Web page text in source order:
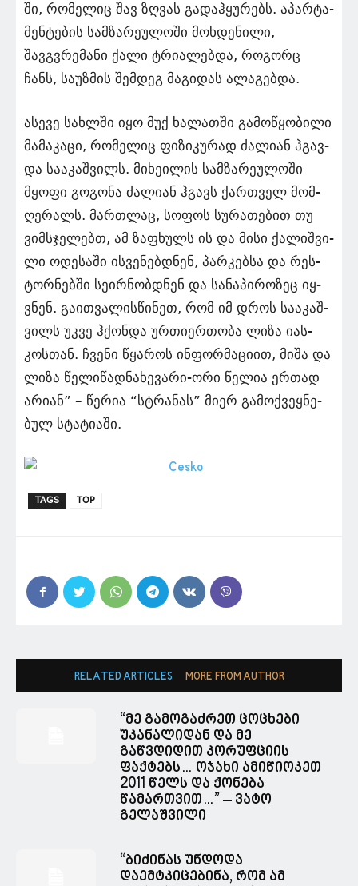
ში, რო­მე­ლიც შავ ზღვას გა­დაჰ­ყუ­რებს. აპარ­ტა­
მენ­ტე­ბის სამ­ზა­რე­უ­ლო­ში მოხ­დე­ნი­ლი,
შავგვრე­მა­ნი ქალი ტრი­ა­ლებ­და, რო­გორც
ჩანს, სა­უზ­მის შემ­დეგ მა­გი­დას ალა­გებ­და.
ასე­ვე სახ­ლში იყო მუქ ხა­ლათ­ში გა­მო­წყო­ბი­ლი
მა­მა­კა­ცი, რო­მე­ლიც ფი­ზი­კუ­რად ძა­ლი­ან ჰგავ­
და სა­ა­კაშ­ვილს. მი­ხე­ი­ლის სამ­ზა­რე­უ­ლო­ში
მყო­ფი გო­გო­ნა ძა­ლი­ან ჰგავს ქარ­თველ მომ­
ღე­რალს. მარ­თლაც, სო­ფოს სუ­რა­თე­ბით თუ
ვიმ­სჯე­ლებთ, ამ ზა­ფხულს ის და მისი ქა­ლიშ­ვი­
ლი ოდე­სა­ში ის­ვე­ნებ­დნენ, პარ­კებ­სა და რეს­
ტორ­ნებ­ში სე­ირ­ნობ­დნენ და სა­ნა­პი­რო­ზეც იყ­
ვნენ. გა­ით­ვა­ლის­წი­ნეთ, რომ იმ დროს სა­ა­კაშ­
ვილს უკვე ჰქონ­და ურ­თი­ერ­თო­ბა ლიზა იას­
კოს­თან. ჩვე­ნი წყა­როს ინ­ფორ­მა­ცი­ით, მიშა და
ლიზა წე­ლი­წად­ნა­ხე­ვა­რი-ორი წე­ლია ერ­თად
არი­ან” – წე­რია “სტრა­ნას” მიერ გა­მოქ­ვეყ­ნე­
ბულ სტა­ტი­ა­ში.
TAGS TOP
RELATED ARTICLES MORE FROM AUTHOR
“მე გამოგაძრეთ ცოცხები
უკანალიდან და მე
გაწვდიდით კორუფციის
ფაქტებს… ოჯახი ამიწიოკეთ
2011 წელს და ქონება
წამართვით…” – ვატო
გელაშვილი
“ბიძინას უნდოდა
დაემტკიცებინა, რომ ამ